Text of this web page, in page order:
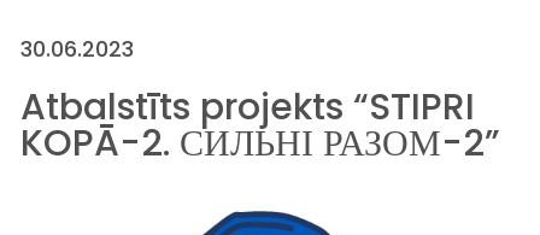
30.06.2023
Atbalstīts projekts “STIPRI
KOPĀ-2. СИЛЬНІ РАЗОМ-2”